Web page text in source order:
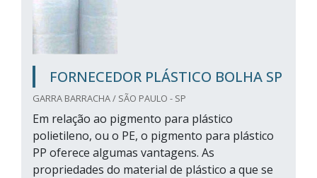
FORNECEDOR PLÁSTICO BOLHA SP
GARRA BARRACHA / SÃO PAULO - SP
Em relação ao pigmento para plástico
polietileno, ou o PE, o pigmento para plástico
PP oferece algumas vantagens. As
propriedades do material de plástico a que se